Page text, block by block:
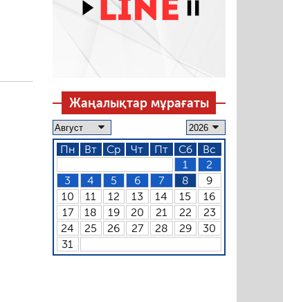
Жаңалықтар мұрағаты
Пн Вт Ср Чт Пт Сб
Вс
1
2
3
4 5 6 7 8
9
10
11 12 13 14 15
16
17
18 19 20 21 22
23
24
25 26 27 28 29
30
31